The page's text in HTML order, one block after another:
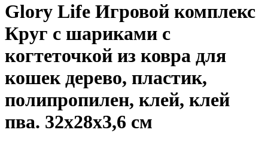
Glory Life Игровой комплекс
Круг с шариками c
когтеточкой из ковра для
кошек дерево, пластик,
полипропилен, клей, клей
пва. 32х28х3,6 см